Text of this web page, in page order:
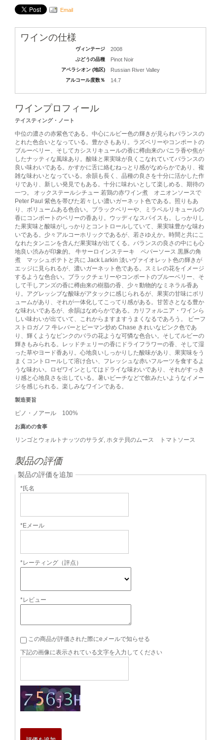
Email
ワインの仕様
ヴィンテージ 2008
ぶどうの品種 Pinot Noir
アペラシオン (地区) Russian River Valley
アルコール度数％ 14.7
ワインプロフィール
テイスティング・ノート
中位の濃さの赤紫色である。中心にルビー色の輝きが見られバランスの
とれた色合いとなっている。豊かさもあり。ラズベリーやコンポートの
ブルーベリー、そしてカシスリキュールの香に樽由来のバニラ香や焦が
したナッティな風味あり。酸味と果実味が良くこなれていてバランスの
良い味わいである。かすかに舌に絡むねっとり感がなめらかであり、複
雑な味わいとなっている。余韻も長く、品種の良さを十分に活かした作
りであり、新しい発見でもある。十分に味わいとして楽しめる、期待の
一つ。 オックステールシチュー 若鶏の赤ワイン煮 オニオンソースで
Peter Paul 紫色を帯びた若々しい濃いガーネット色である。照りもあ
り、ボリュームある色合い。ブラックベリーや、ミラベルリキュールの
香にコンポートのベリーの香あり。ウッディなスパイスも。しっかりし
た果実味と酸味がしっかりとコントロールしていて、果実味豊かな味わ
いである。少々アルコーホリックであるが、若さゆえか。時間と共にこ
なれたタンニンを含んだ果実味が出てくる。バランスの良さの中にも心
地良い渋みが印象的。 牛サーロインステーキ ペパーソース 黒豚の角
煮 マッシュポテトと共に Jack Larkin 淡いヴァイオレット色の輝きが
エッジに見られるが、濃いガーネット色である。スミレの花をイメージ
するような色合い。ブラックチェリーやコンポートのブルーベリー、そ
して干しアンズの香に樽由来の樹脂の香、少々動物的なミネラル香あ
り。アグレッシブな酸味がアタックに感じられるが、果実の甘味にボリ
ュームがあり、それが一体化してこってり感がある。甘苦さとなる豊か
な味わいであるが、余韻はなめらかである。カリフォルニア・ワインら
しい味わいが出ていて、これからますますうまくなるであろう。 ビーフ
ストロガノフ 牛レバーとピーマン炒め Chase きれいなピンク色であ
り、輝くようなピンクのバラの花ような可憐な色合い。そしてルビーの
輝きもみられる。レッドチェリーの香にドライフラワーの香、そして湿
った草やヨード香あり。心地良いしっかりした酸味があり、果実味をう
まくコントロールして溶け合い、フレッシュな赤いフルーツを食するよ
うな味わい。ロゼワインとしてはドライな味わいであり、それがすっき
り感と心地良さを出している。暑いビーチなどで飲みたいようなイメー
ジを感じられる。楽しみなワインである。
製造要旨
ピノ・ノアール 100%
お薦めの食事
リンゴとウォルトナッツのサラダ, ホタテ貝のムース トマトソース
製品の評価
製品の評価を追加
*氏名
*Eメール
*レーティング（評点）
*レビュー
この商品が評価された際にeメールで知らせる
下記の画像に表示されている文字を入力してください